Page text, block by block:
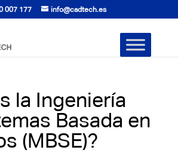
007 177 info@cadtech.es
la Ingeniería
Basada en
(MBSE)?